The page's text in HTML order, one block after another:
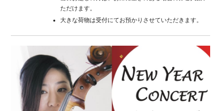
ただけます。
大きな荷物は受付にてお預かりさせていただきます。